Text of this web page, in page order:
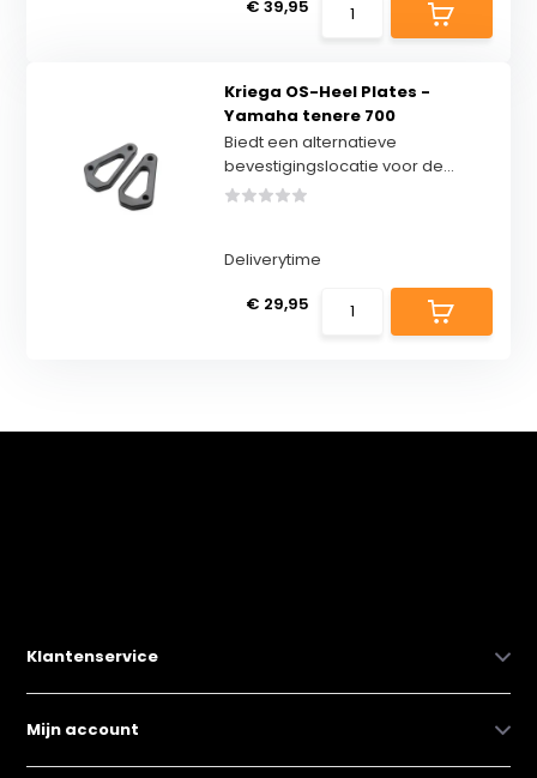
€ 39,95
Kriega OS-Heel Plates -
Yamaha tenere 700
Biedt een alternatieve
bevestigingslocatie voor de...
Deliverytime
€ 29,95
Klantenservice
Mijn account